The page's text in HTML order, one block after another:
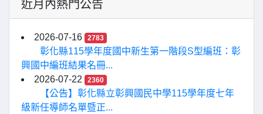
近月內熱門公告
2026-07-16 2783
彰化縣115學年度國中新生第一階段S型編班：彰
興國中編班結果名冊...
2026-07-22
2360
【公告】彰化縣立彰興國民中學115學年度七年
級新任導師名單暨正...